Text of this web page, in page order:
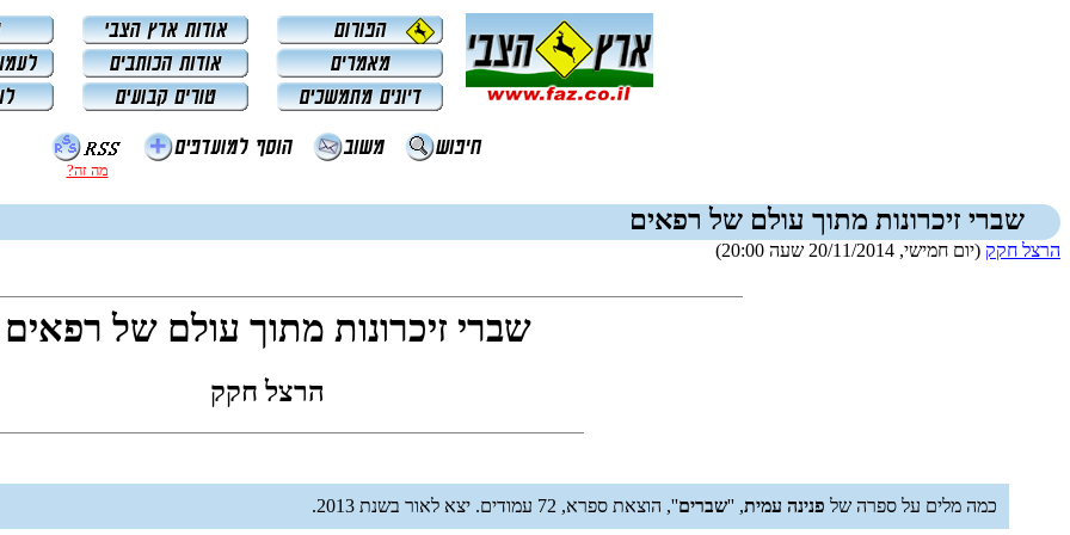
מה זה?
שברי זיכרונות מתוך עולם של רפאים
הרצל חקק (יום חמישי, 20/11/2014 שעה 20:00)
שברי זיכרונות מתוך עולם של רפאים
הרצל חקק
כמה מלים על ספרה של פנינה עמית, ''שברים'', הוצאת ספרא, 72 עמודים. יצא לאור בשנת 2013.